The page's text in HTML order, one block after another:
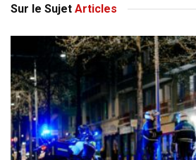
Sur le Sujet Articles